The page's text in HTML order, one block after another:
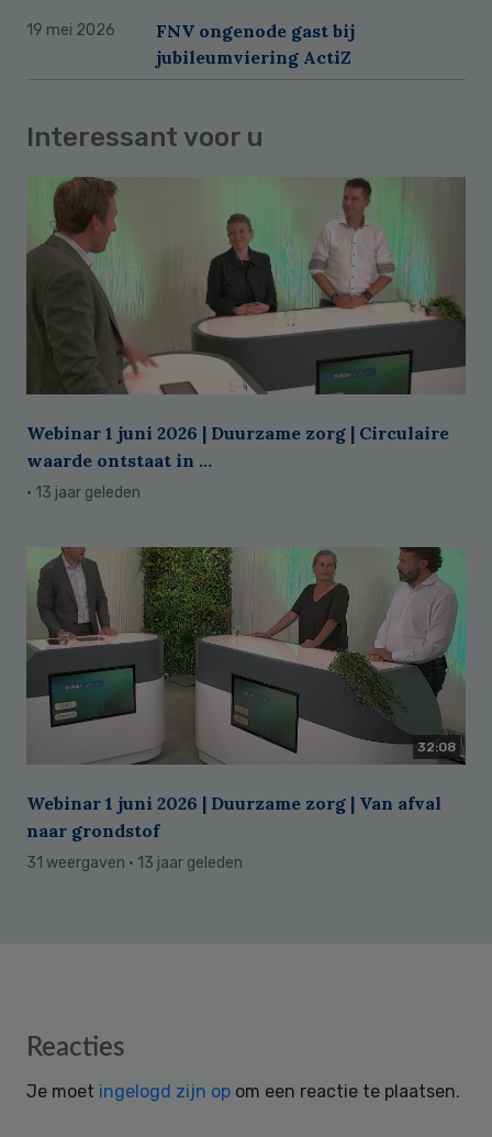
19 mei 2026
FNV ongenode gast bij
jubileumviering ActiZ
Interessant voor u
Webinar 1 juni 2026 | Duurzame zorg | Circulaire
waarde ontstaat in ...
· 13 jaar geleden
32:08
Webinar 1 juni 2026 | Duurzame zorg | Van afval
naar grondstof
31 weergaven · 13 jaar geleden
Reader
Reacties
Je moet ingelogd zijn op om een reactie te plaatsen.